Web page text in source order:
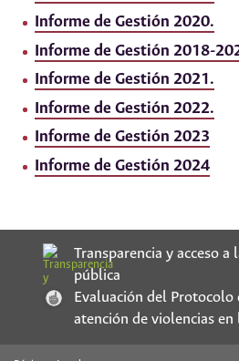
Informe de Gestión 2020.
Informe de Gestión 2018-
Informe de Gestión 2021.
Informe de Gestión 2022.
Informe de Gestión 2023
Informe de Gestión 2024
Transparencia y acceso
pública
Evaluación del Protocolo
atención de violencias en